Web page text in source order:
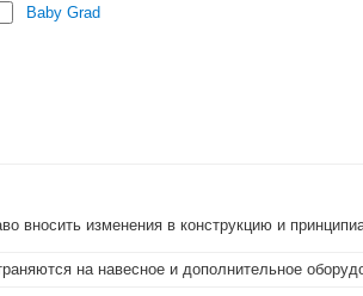
Baby Grad
вносить изменения в конструкцию и
на навесное и дополнительное